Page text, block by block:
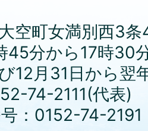
空町女満別西3条
45分から17時30
び12月31日から
74-2111(代表)
：0152-74-2191